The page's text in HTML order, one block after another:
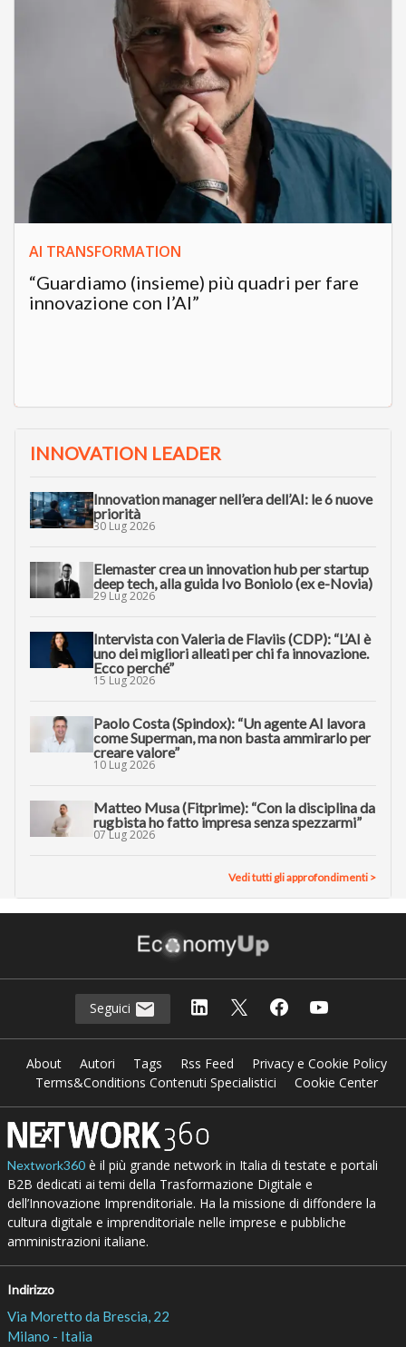
AI TRANSFORMATION
“Guardiamo (insieme) più quadri per fare
innovazione con l’AI”
INNOVATION LEADER
Innovation manager nell’era dell’AI: le 6 nuove
priorità
30 Lug 2026
Elemaster crea un innovation hub per startup
deep tech, alla guida Ivo Boniolo (ex e-Novia)
29 Lug 2026
Intervista con Valeria de Flaviis (CDP): “L’AI è
uno dei migliori alleati per chi fa innovazione.
Ecco perché”
15 Lug 2026
Paolo Costa (Spindox): “Un agente AI lavora
come Superman, ma non basta ammirarlo per
creare valore”
10 Lug 2026
Matteo Musa (Fitprime): “Con la disciplina da
rugbista ho fatto impresa senza spezzarmi”
07 Lug 2026
Vedi tutti gli approfondimenti >
Seguici
About Autori Tags Rss Feed
Privacy e Cookie Policy
Terms&Conditions Contenuti Specialistici
Cookie Center
Nextwork360è il più grande network in Italia di testate e portali
B2B dedicati ai temi della Trasformazione Digitale e
dell’Innovazione Imprenditoriale. Ha la missione di diffondere la
cultura digitale e imprenditoriale nelle imprese e pubbliche
amministrazioni italiane.
Indirizzo
Via Moretto da Brescia, 22
Milano - Italia